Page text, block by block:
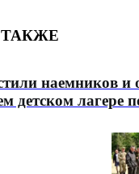
наемников и
детском лагере